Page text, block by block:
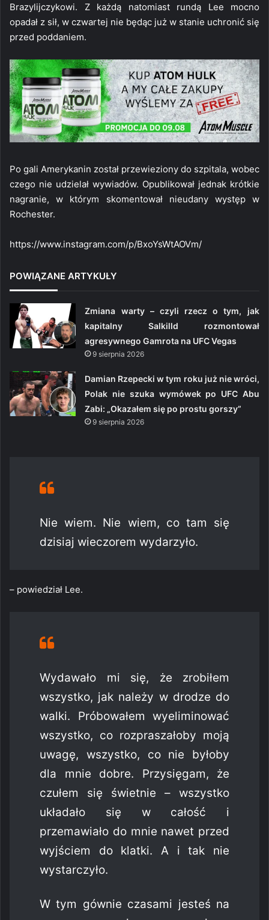
Brazylijczykowi. Z każdą natomiast rundą Lee mocno
opadał z sił, w czwartej nie będąc już w stanie uchronić się
przed poddaniem.
Po gali Amerykanin został przewieziony do szpitala, wobec
czego nie udzielał wywiadów. Opublikował jednak krótkie
nagranie, w którym skomentował nieudany występ w
Rochester.
https://www.instagram.com/p/BxoYsWtAOVm/
POWIĄZANE ARTYKUŁY
Zmiana warty – czyli rzecz o tym, jak
kapitalny Salkilld rozmontował
agresywnego Gamrota na UFC Vegas
9 sierpnia 2026
Damian Rzepecki w tym roku już nie wróci,
Polak nie szuka wymówek po UFC Abu
Zabi: „Okazałem się po prostu gorszy”
9 sierpnia 2026
Nie wiem. Nie wiem, co tam się
dzisiaj wieczorem wydarzyło.
– powiedział Lee.
Wydawało mi się, że zrobiłem
wszystko, jak należy w drodze do
walki. Próbowałem wyeliminować
wszystko, co rozpraszałoby moją
uwagę, wszystko, co nie byłoby
dla mnie dobre. Przysięgam, że
czułem się świetnie – wszystko
układało się w całość i
przemawiało do mnie nawet przed
wyjściem do klatki. A i tak nie
wystarczyło.
W tym gównie czasami jesteś na